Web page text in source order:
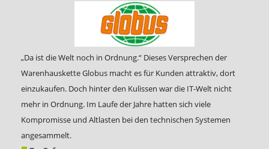
„Da ist die Welt noch in Ordnung.“ Dieses Versprechen der
Warenhauskette Globus macht es für Kunden attraktiv, dort
einzukaufen. Doch hinter den Kulissen war die IT-Welt nicht
mehr in Ordnung. Im Laufe der Jahre hatten sich viele
Kompromisse und Altlasten bei den technischen Systemen
angesammelt.